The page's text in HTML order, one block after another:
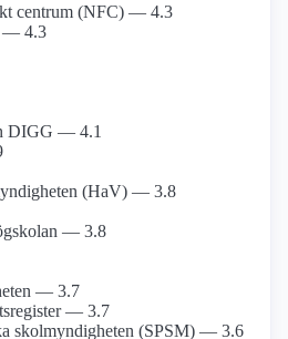
centrum (NFC) — 4.3
— 4.3
DIGG — 4.1
(HaV) — 3.8
— 3.8
— 3.7
— 3.7
skolmyndigheten (SPSM) — 3.6